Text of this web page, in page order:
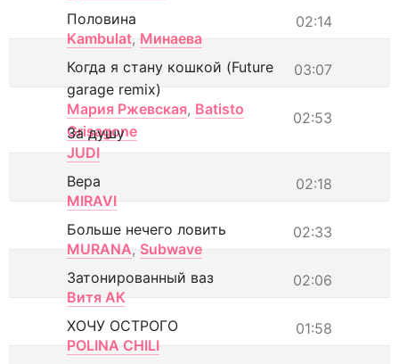
02:14
Половина
Kambulat, Минаева
03:07
Когда я стану кошкой (Future
garage remix)
Мария Ржевская, Batisto
Grisagone
02:53
За душу
JUDI
02:18
Вера
MIRAVI
02:33
Больше нечего ловить
MURANA, Subwave
02:06
Затонированный ваз
Витя АК
01:58
ХОЧУ ОСТРОГО
POLINA CHILI